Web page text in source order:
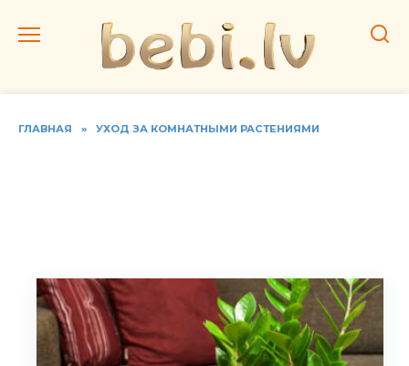
ГЛАВНАЯ » УХОД ЗА КОМНАТНЫМИ РАСТЕНИЯМИ